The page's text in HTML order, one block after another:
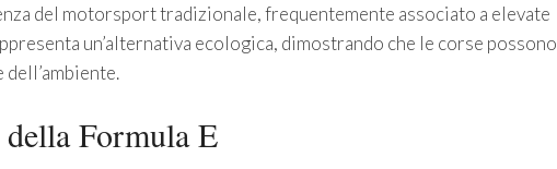
del motorsport tradizionale, frequentemente associato a elevate
un’alternativa ecologica, dimostrando che le corse possono
Formula E